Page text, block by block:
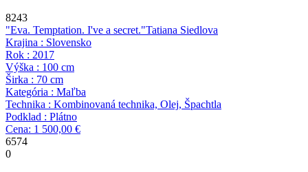
8243
"Eva. Temptation. I've a secret."Tatiana Siedlova
Krajina : Slovensko
Rok : 2017
Výška : 100 cm
Širka : 70 cm
Kategória : Maľba
Technika : Kombinovaná technika, Olej, Špachtla
Podklad : Plátno
Cena: 1 500,00 €
6574
0